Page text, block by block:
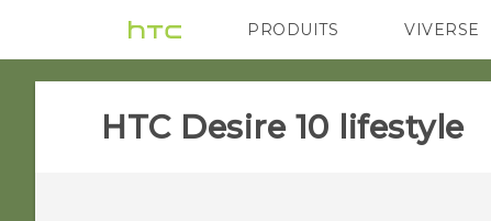
PRODUITS
VIVE G REIGNS
VIVERSE
HTC Desire 10 lifestyle‎